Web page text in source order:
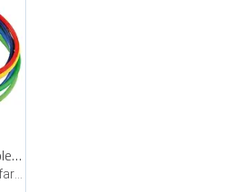
Rokkeringer Hula Hoop skolepakke